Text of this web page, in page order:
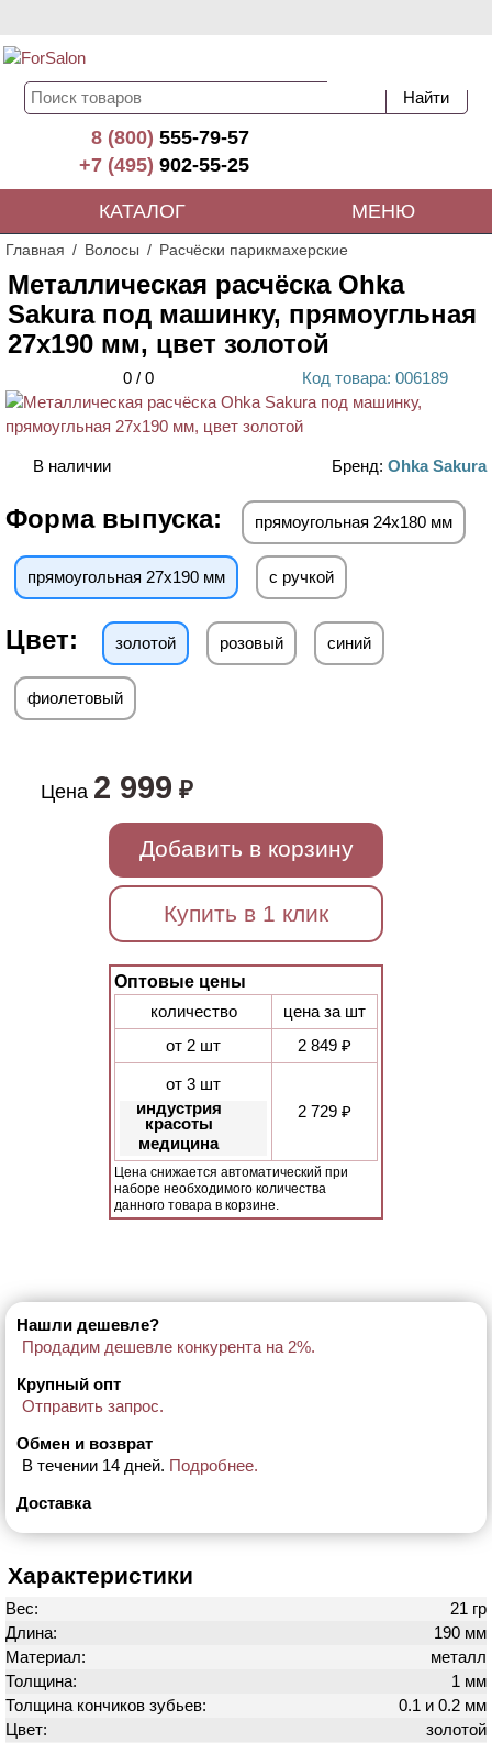
8 (800)555-79-57
+7 (495)902-55-25
КАТАЛОГ МЕНЮ
Главная Волосы Расчёски парикмахерские
Металлическая расчёска Ohka
Sakura под машинку, прямоугльная
27х190 мм, цвет золотой
0 / 0 Код товара: 006189
В наличии Бренд: Ohka Sakura
Форма выпуска: прямоугольная 24х180 мм
прямоугольная 27х190 мм с ручкой
Цвет: золотой розовый синий
фиолетовый
Цена 2 999 ₽
Добавить в корзину
Купить в 1 клик
Оптовые цены
количество
цена за шт
от 2 шт
2 849 ₽
от 3 шт
индустрия
красоты
медицина
2 729 ₽
Цена снижается автоматический при
наборе необходимого количества
данного товара в корзине.
Нашли дешевле?
Продадим дешевле конкурента на 2%.
Крупный опт
Отправить запрос.
Обмен и возврат
В течении 14 дней. Подробнее.
Доставка
Характеристики
Вес:
21 гр
Длина:
190 мм
Материал:
металл
Толщина:
1 мм
Толщина кончиков зубьев:
0.1 и 0.2 мм
Цвет:
золотой